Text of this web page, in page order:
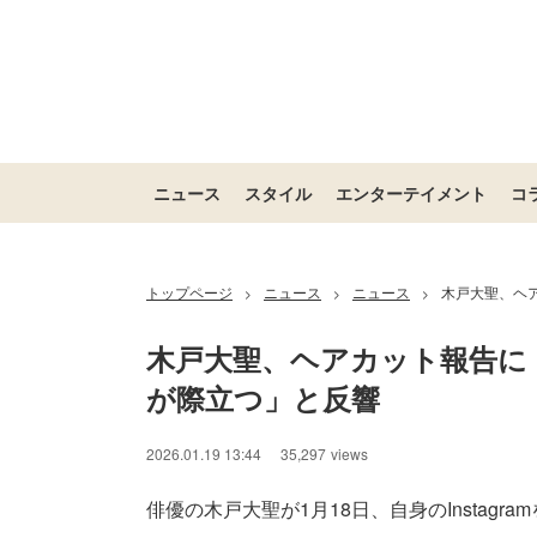
ニュース スタイル エンターテイメント コ
トップページ > ニュース > ニュース > 木戸大聖、ヘ
木戸大聖、ヘアカット報告
が際立つ」と反響
2026.01.19 13:44 35,297 views
俳優の木戸大聖が1月18日、自身の